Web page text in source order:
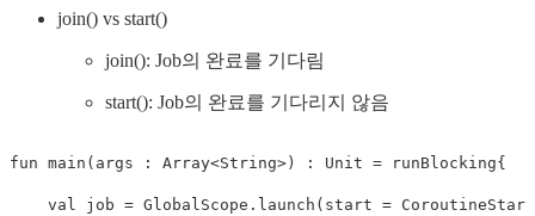
join() vs start()
join(): Job의 완료를 기다림
start(): Job의 완료를 기다리지 않음
fun main ( args : Array<String> ) : Unit = runBlocking{
val job = GlobalScope . launch ( start = CoroutineStart